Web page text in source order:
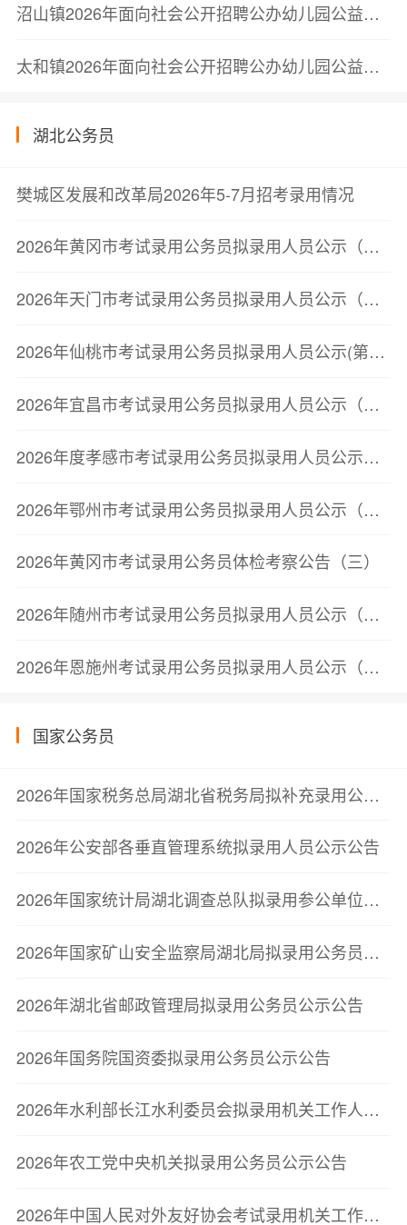
沼山镇2026年面向社会公开招聘公办幼儿园公益性岗位专任教师公告
太和镇2026年面向社会公开招聘公办幼儿园公益性岗位专任教师公告
湖北公务员
樊城区发展和改革局2026年5-7月招考录用情况
2026年黄冈市考试录用公务员拟录用人员公示（第三批）
2026年天门市考试录用公务员拟录用人员公示（第二批）
2026年仙桃市考试录用公务员拟录用人员公示(第二批)
2026年宜昌市考试录用公务员拟录用人员公示（第二批）
2026年度孝感市考试录用公务员拟录用人员公示（第二批）
2026年鄂州市考试录用公务员拟录用人员公示（第三批）
2026年黄冈市考试录用公务员体检考察公告（三）
2026年随州市考试录用公务员拟录用人员公示（第三批）
2026年恩施州考试录用公务员拟录用人员公示（第二批）
国家公务员
2026年国家税务总局湖北省税务局拟补充录用公务员公示公告（第一批）
2026年公安部各垂直管理系统拟录用人员公示公告
2026年国家统计局湖北调查总队拟录用参公单位工作人员公示公告
2026年国家矿山安全监察局湖北局拟录用公务员公示公告
2026年湖北省邮政管理局拟录用公务员公示公告
2026年国务院国资委拟录用公务员公示公告
2026年水利部长江水利委员会拟录用机关工作人员公示公告
2026年农工党中央机关拟录用公务员公示公告
2026年中国人民对外友好协会考试录用机关工作人员拟录用人员公示